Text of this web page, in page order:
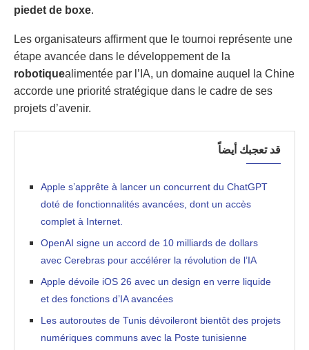
piedet de boxe.
Les organisateurs affirment que le tournoi représente une
étape avancée dans le développement de la
robotiquealimentée par l’IA, un domaine auquel la Chine
accorde une priorité stratégique dans le cadre de ses
projets d’avenir.
قد تعجبك أيضاً
Apple s’apprête à lancer un concurrent du ChatGPT
doté de fonctionnalités avancées, dont un accès
complet à Internet.
OpenAI signe un accord de 10 milliards de dollars
avec Cerebras pour accélérer la révolution de l’IA
Apple dévoile iOS 26 avec un design en verre liquide
et des fonctions d’IA avancées
Les autoroutes de Tunis dévoileront bientôt des projets
numériques communs avec la Poste tunisienne